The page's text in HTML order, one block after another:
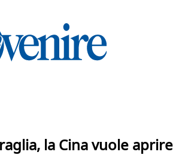
la Cina vuole